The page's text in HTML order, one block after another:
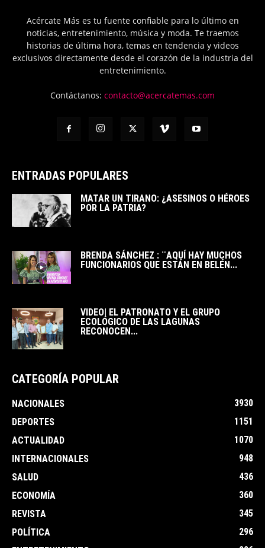
Acércate Más es tu fuente confiable para lo último en
noticias, entretenimiento, música y moda. Te traemos
historias de última hora, temas en tendencia y videos
exclusivos directamente desde el corazón de la industria del
entretenimiento.
Contáctanos: contacto@acercatemas.com
ENTRADAS POPULARES
MATAR UN TIRANO: ¿ASESINOS O HÉROES
POR LA PATRIA?
BRENDA SÁNCHEZ : ¨AQUÍ HAY MUCHOS
FUNCIONARIOS QUE ESTÁN EN BELÉN...
VIDEO| EL PATRONATO Y EL GRUPO
ECOLÓGICO DE LAS LAGUNAS
RECONOCEN...
CATEGORÍA POPULAR
NACIONALES
3930
DEPORTES
1151
ACTUALIDAD
1070
INTERNACIONALES
948
SALUD
436
ECONOMÍA
360
REVISTA
345
POLÍTICA
296